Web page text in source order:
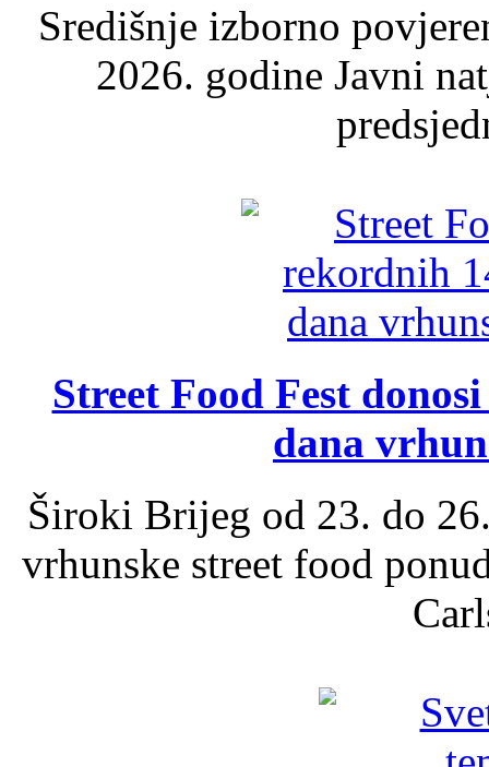
Središnje izborno
2026. godine Javni
Street Food Fest
dana
Široki Brijeg od 23. do
vrhunske street food